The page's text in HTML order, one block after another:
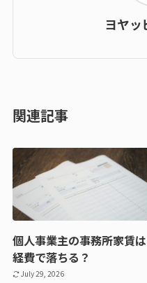
ヨヤッ
関連記事
個人事業主の事務所家賃は
経費で落ちる？
July 29, 2026